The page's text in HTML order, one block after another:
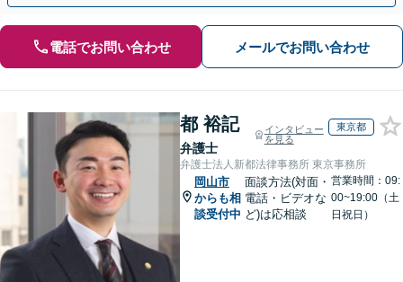
電話でお問い合わせ メールでお問い合わせ
都 裕記
弁護士
インタビュー
を見る
東京都
弁護士法人新都法律事務所 東京事務所
岡山市
からも相
談受付中
面談方法(対面・
電話・ビデオな
ど)は応相談
営業時間：09:
00~19:00（土
日祝日）